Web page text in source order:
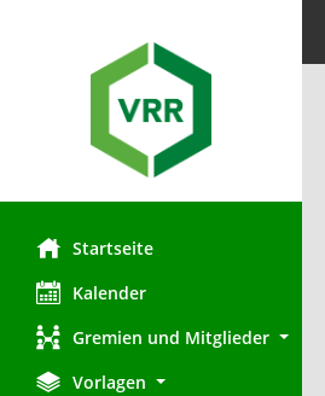
Startseite
Kalender
Gremien und Mitglieder
Vorlagen